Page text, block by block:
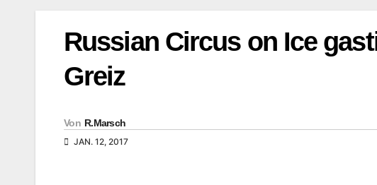
Russian Circus on Ice
Greiz
Von R.Marsch
JAN. 12, 2017